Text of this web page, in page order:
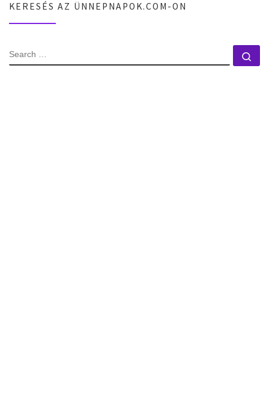
KERESÉS AZ ÜNNEPNAPOK.COM-ON
SEARCH